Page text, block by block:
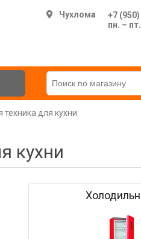
Чухлома
+7
пн. –
техника для кухни
кухни